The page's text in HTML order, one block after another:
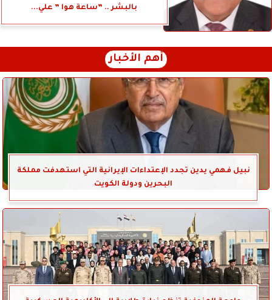
بالبشر .. ”ساعة هوا ” علي...
أهم الأخبار
نبيل فهمي يدين تجدد الإعتداءات الإيرانية التي استهدفت مملكة
البحرين ودولة الكويت